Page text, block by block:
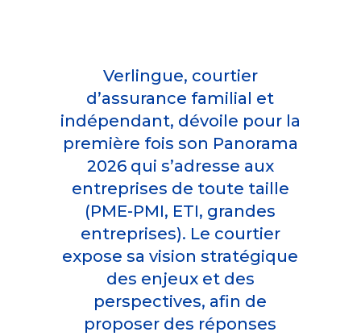
Verlingue, courtier
d’assurance familial et
indépendant, dévoile pour la
première fois son Panorama
2026 qui s’adresse aux
entreprises de toute taille
(PME-PMI, ETI, grandes
entreprises). Le courtier
expose sa vision stratégique
des enjeux et des
perspectives, afin de
proposer des réponses